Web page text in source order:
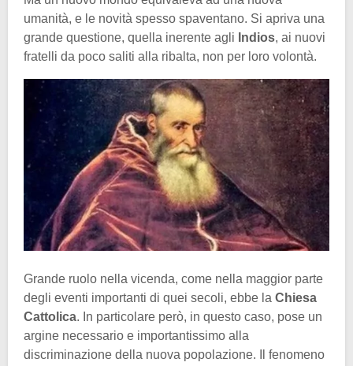
umanità, e le novità spesso spaventano. Si apriva una
grande questione, quella inerente agli Indios, ai nuovi
fratelli da poco saliti alla ribalta, non per loro volontà.
Grande ruolo nella vicenda, come nella maggior parte
degli eventi importanti di quei secoli, ebbe la Chiesa
Cattolica. In particolare però, in questo caso, pose un
argine necessario e importantissimo alla
discriminazione della nuova popolazione. Il fenomeno